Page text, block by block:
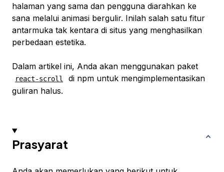
halaman yang sama dan pengguna diarahkan ke
sana melalui animasi bergulir. Inilah salah satu fitur
antarmuka tak kentara di situs yang menghasilkan
perbedaan estetika.
Dalam artikel ini, Anda akan menggunakan paket
react-scroll
di npm untuk mengimplementasikan
guliran halus.
Prasyarat